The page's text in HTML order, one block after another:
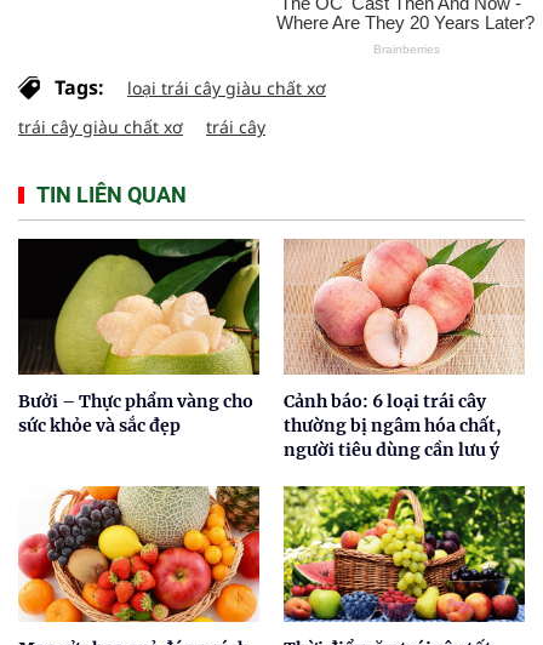
Tags:
loại trái cây giàu chất xơ
trái cây giàu chất xơ
trái cây
TIN LIÊN QUAN
Bưởi – Thực phẩm vàng cho
sức khỏe và sắc đẹp
Cảnh báo: 6 loại trái cây
thường bị ngâm hóa chất,
người tiêu dùng cần lưu ý